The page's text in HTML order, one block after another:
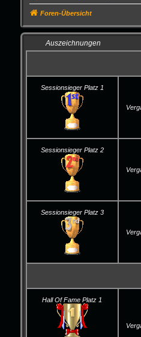
Foren-Übersicht
Auszeichnungen
Sessionsieger Platz 1
Sessionsieger Platz 2
Sessionsieger Platz 3
Hall Of Fame Platz 1